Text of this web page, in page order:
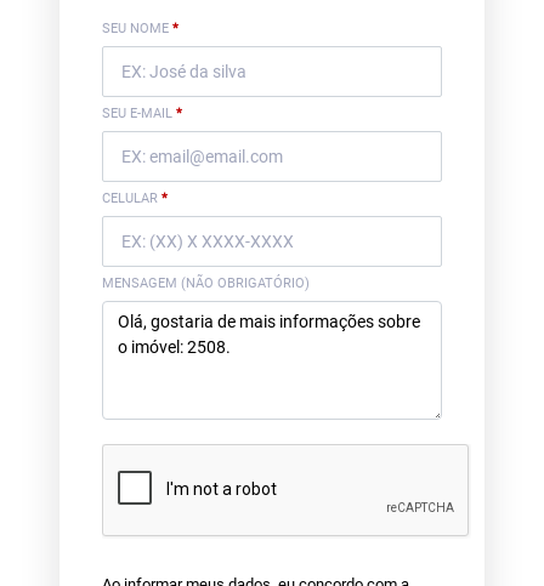
SEU NOME *
SEU E-MAIL *
CELULAR *
MENSAGEM (NÃO OBRIGATÓRIO)